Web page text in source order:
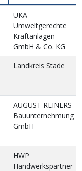
UKA
Umweltgerechte
Kraftanlagen
GmbH & Co. KG
Landkreis Stade
AUGUST REINERS
Bauunternehmung
GmbH
HWP
Handwerkspartner